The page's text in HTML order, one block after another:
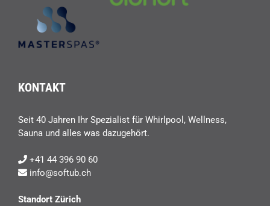
KONTAKT
Seit 40 Jahren Ihr Spezialist für Whirlpool, Wellness,
Sauna und alles was dazugehört.
+41 44 396 90 60
info@softub.ch
Standort Zürich